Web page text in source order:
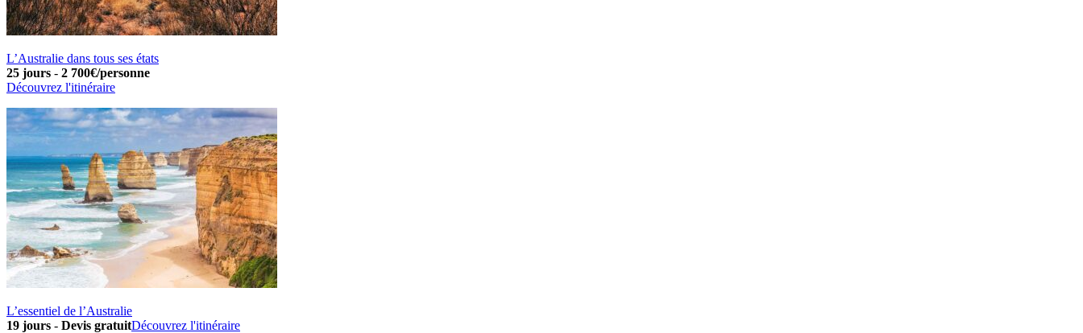
L’Australie dans tous ses états
25 jours - 2 700€/personne
Découvrez l'itinéraire
L’essentiel de l’Australie
19 jours - Devis gratuitDécouvrez l'itinéraire